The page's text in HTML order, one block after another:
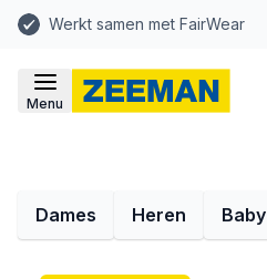
Werkt samen met FairWear
Menu
Dames Heren Baby